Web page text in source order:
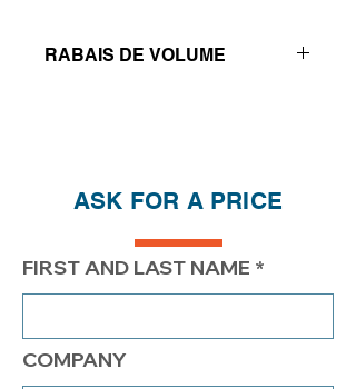
RABAIS DE VOLUME
PRIX 210.20$ 160.20$ 135.20$
ASK FOR A PRICE
FIRST AND LAST NAME
COMPANY